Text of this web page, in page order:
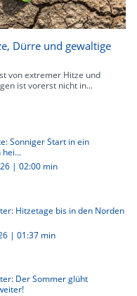
Dürre und gewaltige
von extremer Hitze und
ist vorerst nicht in...
Sonniger Start in ein
| 02:00 min
Hitzetage bis in den Norden
| 01:37 min
Der Sommer glüht